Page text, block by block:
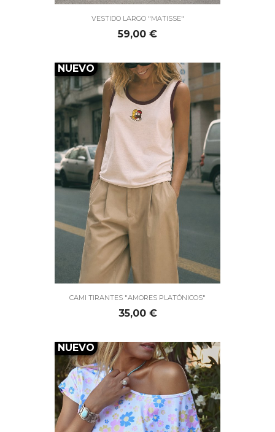
VESTIDO LARGO "MATISSE"
Precio
59,00 €
CAMI TIRANTES "AMORES PLATÓNICOS"
Precio
35,00 €
NUEVO
NUEVO